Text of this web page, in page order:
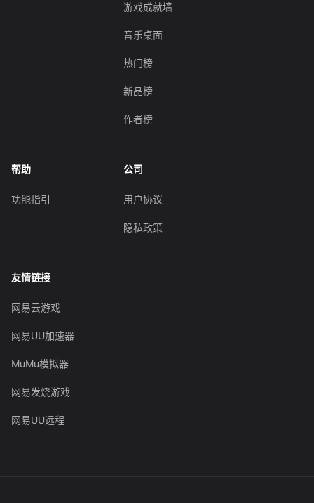
游戏成就墙
音乐桌面
热门榜
新品榜
作者榜
帮助
功能指引
公司
用户协议
隐私政策
友情链接
网易云游戏
网易UU加速器
MuMu模拟器
网易发烧游戏
网易UU远程